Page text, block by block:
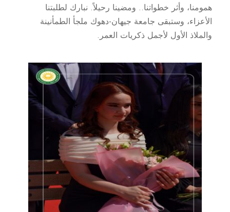
همومنا، وأثر خطواتنا.. ومضينا رحيلاً. نبارك لطلبتنا
الأعزاء، وستبقى جامعة جيهان-دهوك ملجأ الطمأنينة
والملاذ الأول لأجمل ذكريات العمر.